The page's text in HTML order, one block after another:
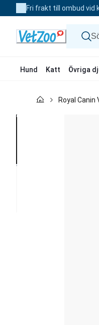
to
Fri frakt till ombud vid
Hund Katt Övriga
Royal